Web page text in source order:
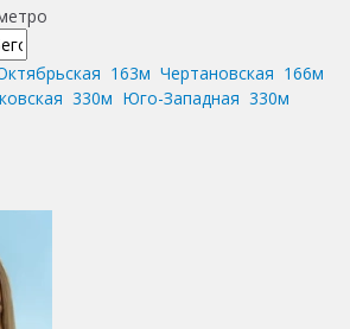
163м Чертановская 166м
330м Юго-Западная 330м